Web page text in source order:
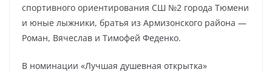
спортивного ориентирования СШ №2 города Тюмени
и юные лыжники, братья из Армизонского района —
Роман, Вячеслав и Тимофей Феденко.
В номинации «Лучшая душевная открытка»